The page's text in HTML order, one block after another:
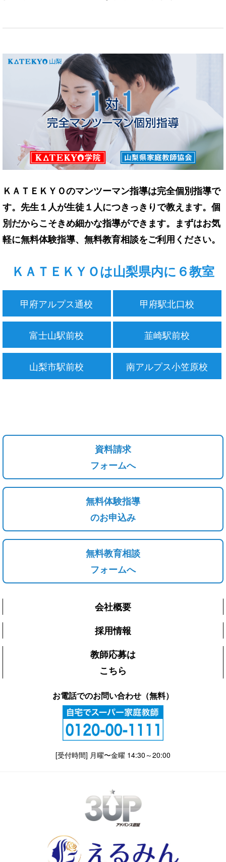
ＫＡＴＥＫＹＯのマンツーマン指導は完全個別指導で
す。先生１人が生徒１人につきっきりで教えます。個
別だからこそきめ細かな指導ができます。まずはお気
軽に無料体験指導、無料教育相談をご利用ください。
ＫＡＴＥＫＹＯは山梨県内に６教室
甲府アルプス通校 甲府駅北口校
富士山駅前校 韮崎駅前校
山梨市駅前校 南アルプス小笠原校
資料請求
フォームへ
無料体験指導
のお申込み
無料教育相談
フォームへ
会社概要
採用情報
教師応募は
こちら
お電話でのお問い合わせ（無料）
[受付時間] 月曜〜金曜 14:30～20:00